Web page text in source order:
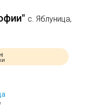
с. Яблуница,